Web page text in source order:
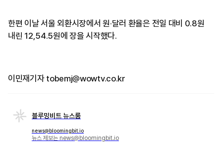
한편 이날 서울 외환시장에서 원·달러 환율은 전일 대비 0.8원
내린 12,54.5원에 장을 시작했다.
이민재기자 tobemj@wowtv.co.kr
블루밍비트 뉴스룸
news@bloomingbit.io
뉴스 제보는 news@bloomingbit.io